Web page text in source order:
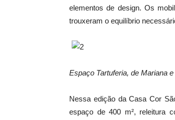
elementos de design. Os
trouxeram o equilíbrio
Espaço Tartuferia, de Mariana
Nessa edição da Casa Cor
espaço de 400 m², releitura